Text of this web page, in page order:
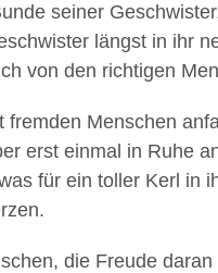
seiner
längst in ihr
von den richtigen
fremden Menschen
erst einmal in Ruhe
für ein toller Kerl in
die Freude